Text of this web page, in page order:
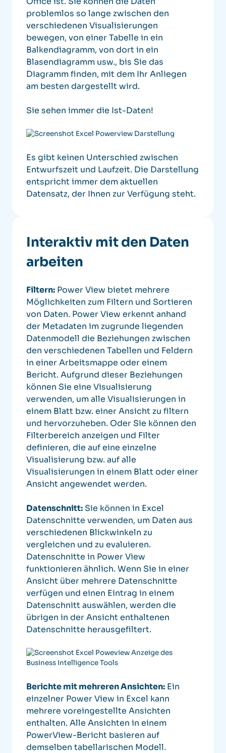
problemlos so lange zwischen den
verschiedenen Visualisierungen
bewegen, von einer Tabelle in ein
Balkendiagramm, von dort in ein
Blasendiagramm usw., bis Sie das
Diagramm finden, mit dem Ihr Anliegen
am besten dargestellt wird.
Sie sehen immer die Ist-Daten!
Es gibt keinen Unterschied zwischen
Entwurfszeit und Laufzeit. Die Darstellung
entspricht immer dem aktuellen
Datensatz, der Ihnen zur Verfügung steht.
Interaktiv mit den Daten
arbeiten
Filtern: Power View bietet mehrere
Möglichkeiten zum Filtern und Sortieren
von Daten. Power View erkennt anhand
der Metadaten im zugrunde liegenden
Datenmodell die Beziehungen zwischen
den verschiedenen Tabellen und Feldern
in einer Arbeitsmappe oder einem
Bericht. Aufgrund dieser Beziehungen
können Sie eine Visualisierung
verwenden, um alle Visualisierungen in
einem Blatt bzw. einer Ansicht zu filtern
und hervorzuheben. Oder Sie können den
Filterbereich anzeigen und Filter
definieren, die auf eine einzelne
Visualisierung bzw. auf alle
Visualisierungen in einem Blatt oder einer
Ansicht angewendet werden.
Datenschnitt: Sie können in Excel
Datenschnitte verwenden, um Daten aus
verschiedenen Blickwinkeln zu
vergleichen und zu evaluieren.
Datenschnitte in Power View
funktionieren ähnlich. Wenn Sie in einer
Ansicht über mehrere Datenschnitte
verfügen und einen Eintrag in einem
Datenschnitt auswählen, werden die
übrigen in der Ansicht enthaltenen
Datenschnitte herausgefiltert.
Berichte mit mehreren Ansichten: Ein
einzelner Power View in Excel kann
mehrere voreingestellte Ansichten
enthalten. Alle Ansichten in einem
PowerView-Bericht basieren auf
demselben tabellarischen Modell.